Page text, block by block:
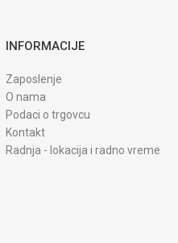
INFORMACIJE
Zaposlenje
O nama
Podaci o trgovcu
Kontakt
Radnja - lokacija i radno vreme